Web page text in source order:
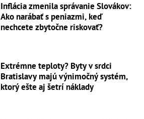
Inflácia zmenila správanie Slovákov:
Ako narábať s peniazmi, keď
nechcete zbytočne riskovať?
Extrémne teploty? Byty v srdci
Bratislavy majú výnimočný systém,
ktorý ešte aj šetrí náklady